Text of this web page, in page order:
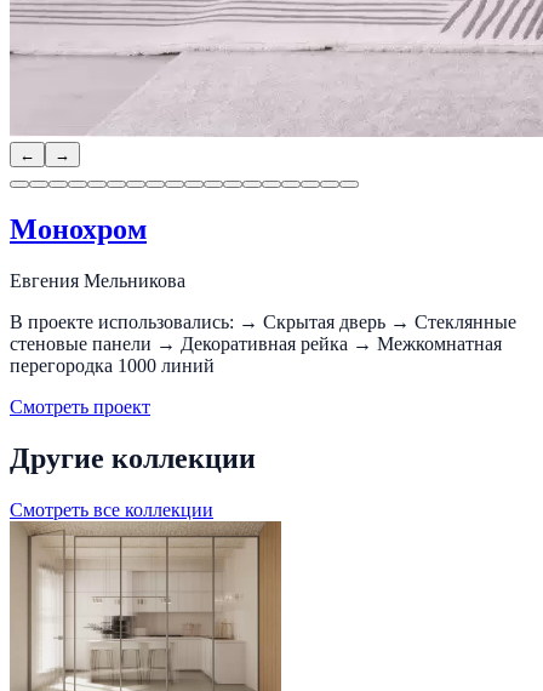
← →
Монохром
Евгения Мельникова
В проекте использовались: → Скрытая дверь → Стеклянные
стеновые панели → Декоративная рейка → Межкомнатная
перегородка 1000 линий
Смотреть проект
Другие коллекции
Смотреть все коллекции